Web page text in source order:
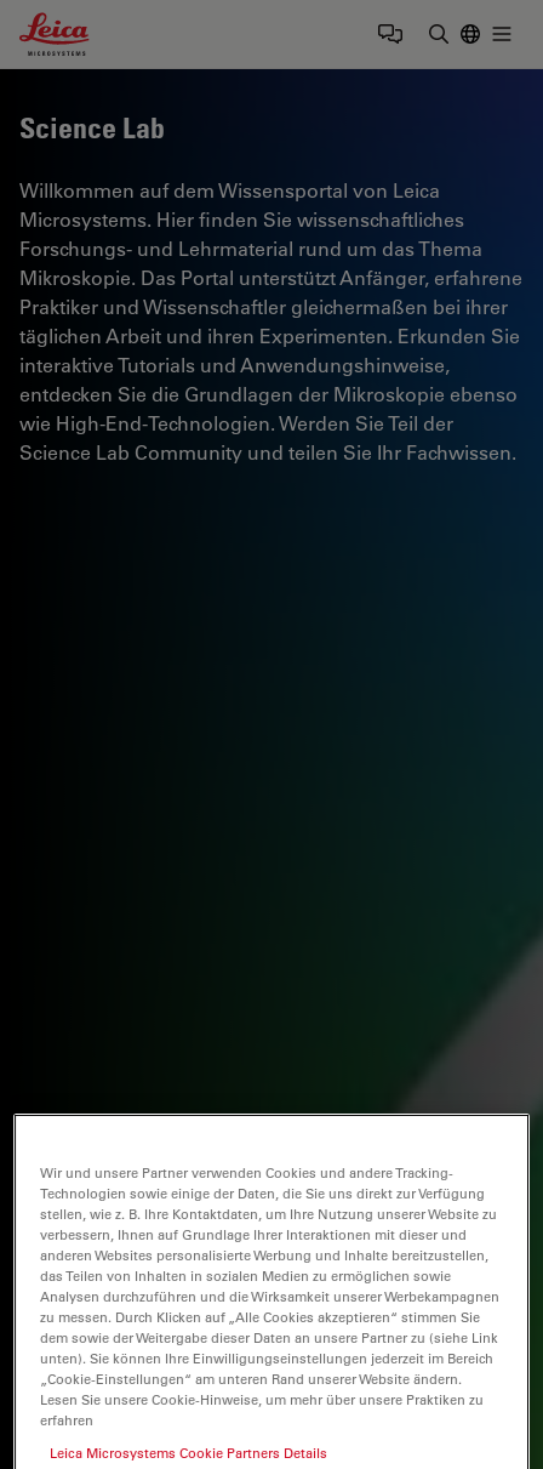
Leica Microsystems Logo
Science Lab
Willkommen auf dem Wissensportal von Leica
Microsystems. Hier finden Sie wissenschaftliches
Forschungs- und Lehrmaterial rund um das Thema
Mikroskopie. Das Portal unterstützt Anfänger, erfahrene
Praktiker und Wissenschaftler gleichermaßen bei ihrer
täglichen Arbeit und ihren Experimenten. Erkunden Sie
interaktive Tutorials und Anwendungshinweise,
entdecken Sie die Grundlagen der Mikroskopie ebenso
wie High-End-Technologien. Werden Sie Teil der
Science Lab Community und teilen Sie Ihr Fachwissen.
Wir und unsere Partner verwenden Cookies und andere Tracking-
Technologien sowie einige der Daten, die Sie uns direkt zur Verfügung
stellen, wie z. B. Ihre Kontaktdaten, um Ihre Nutzung unserer Website zu
verbessern, Ihnen auf Grundlage Ihrer Interaktionen mit dieser und
anderen Websites personalisierte Werbung und Inhalte bereitzustellen,
das Teilen von Inhalten in sozialen Medien zu ermöglichen sowie
Analysen durchzuführen und die Wirksamkeit unserer Werbekampagnen
zu messen. Durch Klicken auf „Alle Cookies akzeptieren“ stimmen Sie
dem sowie der Weitergabe dieser Daten an unsere Partner zu (siehe Link
unten). Sie können Ihre Einwilligungseinstellungen jederzeit im Bereich
„Cookie-Einstellungen“ am unteren Rand unserer Website ändern.
Lesen Sie unsere Cookie-Hinweise, um mehr über unsere Praktiken zu
erfahren
Leica Microsystems Cookie Partners Details